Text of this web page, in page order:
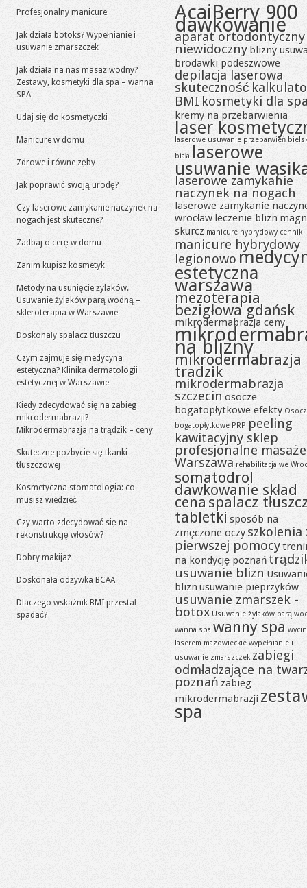
Profesjonalny manicure
Jak działa botoks? Wypełnianie i
usuwanie zmarszczek
Jak działa na nas masaż wodny?
Zestawy, kosmetyki dla spa – wanna
SPA
Udaj się do kosmetyczki
Manicure w domu
Zdrowe i równe zęby
Jak poprawić swoją urodę?
Czy laserowe zamykanie naczynek na
nogach jest skuteczne?
Zadbaj o cerę w domu
Zanim kupisz kosmetyk
Metody na usunięcie żylaków.
Usuwanie żylaków parą wodną –
skleroterapia w Warszawie
Doskonały spalacz tłuszczu
Czym zajmuje się medycyna
estetyczna? Klinika dermatologii
estetycznej w Warszawie
Kiedy zdecydować się na zabieg
mikrodermabrazji?
Mikrodermabrazja na trądzik – ceny
Skuteczne pozbycie się tkanki
tłuszczowej
Kosmetyczna stomatologia: co
musisz wiedzieć
Czy warto zdecydować się na
rekonstrukcję włosów?
Dobry makijaż
Doskonała odżywka BCAA
Dlaczego wskaźnik BMI przestał
spadać?
AcaiBerry 900
dawkowanie
aparat ortodontyczny
niewidoczny blizny
brodawki podeszwowe
depilacja laserowa
skuteczność
BMI kosmetyki dla
kremy na przebarwienia
laser
laserowe usuwanie przebarwień
biała laserowe
usuwanie
laserowe zamykanie
naczynek na nogach
laserowe zamykanie
wrocław leczenie blizn
skurcz manicure hybrydowy cennik
manicure hybrydowy
legionowo
estetyczna
warszawa
mezoterapia
bezigłowa gdańsk
mikrodermabrazja ceny
na blizny
mikrodermabrazja
tradzik
mikrodermabrazja
szczecin osocze
bogatopłytkowe efekty
bogatopłytkowe PRP peeling
kawitacyjny sklep
profesjonalne masaże
Warszawa rehabilitacja we
somatodrol
dawkowanie skład
cena spalacz
tabletki sposób na
zmęczone oczy szkolenia
pierwszej pomocy
na kondycję poznań
usuwanie blizn
blizn usuwanie pieprzyków
usuwanie zmarszek -
botox Usuwanie żylaków parą
wanna spa wanny spa
laserem mazowieckie wypełnianie i
usuwanie zmarszczek zabiegi
odmładzające na
poznań zabieg
mikrodermabrazji
spa